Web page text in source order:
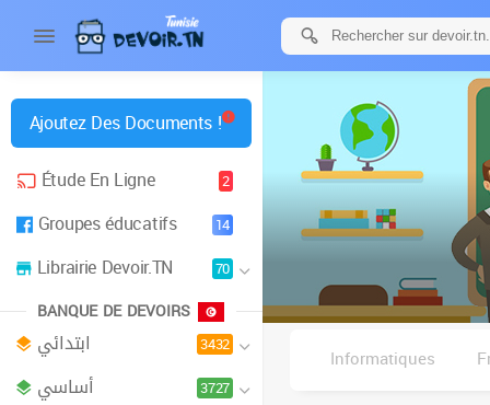
Ajoutez Des Documents !
Étude En Ligne
2
Groupes éducatifs 14
Librairie Devoir.TN 70
BANQUE DE DEVOIRS
ابتدائي 3432
أساسي 3727
Informatiques